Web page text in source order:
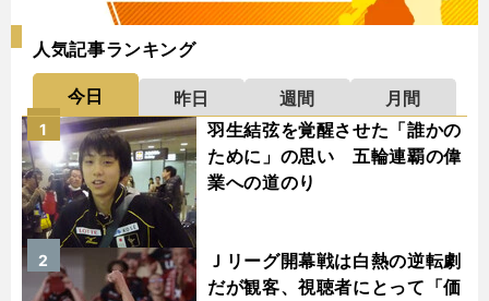
人気記事ランキング
今日 昨日 週間
月間
羽生結弦を覚醒させた「誰かの
ために」の思い 五輪連覇の偉
業への道のり
1
Ｊリーグ開幕戦は白熱の逆転劇
だが観客、視聴者にとって「価
2